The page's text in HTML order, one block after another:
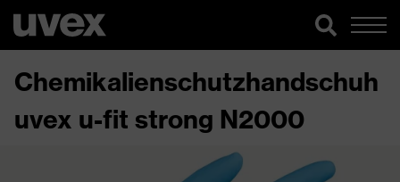
Chemikalienschutzhandschuh
uvex u-fit strong N2000